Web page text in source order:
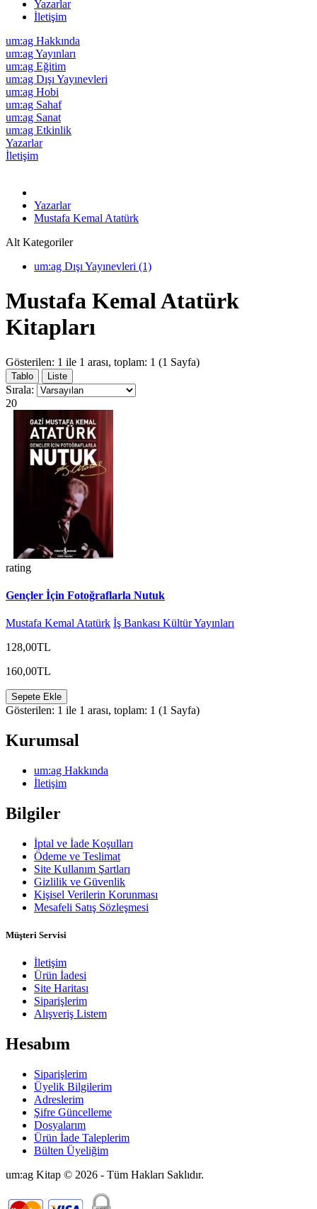
Yazarlar
İletişim
um:ag Hakkında
um:ag Yayınları
um:ag Eğitim
um:ag Dışı Yayınevleri
um:ag Hobi
um:ag Sahaf
um:ag Sanat
um:ag Etkinlik
Yazarlar
İletişim
Yazarlar
Mustafa Kemal Atatürk
Alt Kategoriler
um:ag Dışı Yayınevleri (1)
Mustafa Kemal Atatürk
Kitapları
Gösterilen: 1 ile 1 arası, toplam: 1 (1 Sayfa)
Tablo Liste
Sırala:
20
rating
Gençler İçin Fotoğraflarla Nutuk
Mustafa Kemal Atatürk İş Bankası Kültür Yayınları
128,00TL
160,00TL
Sepete Ekle
Gösterilen: 1 ile 1 arası, toplam: 1 (1 Sayfa)
Kurumsal
um:ag Hakkında
İletişim
Bilgiler
İptal ve İade Koşulları
Ödeme ve Teslimat
Site Kullanım Şartları
Gizlilik ve Güvenlik
Kişisel Verilerin Korunması
Mesafeli Satış Sözleşmesi
Müşteri Servisi
İletişim
Ürün İadesi
Site Haritası
Siparişlerim
Alışveriş Listem
Hesabım
Siparişlerim
Üyelik Bilgilerim
Adreslerim
Şifre Güncelleme
Dosyalarım
Ürün İade Taleplerim
Bülten Üyeliğim
um:ag Kitap © 2026 - Tüm Hakları Saklıdır.